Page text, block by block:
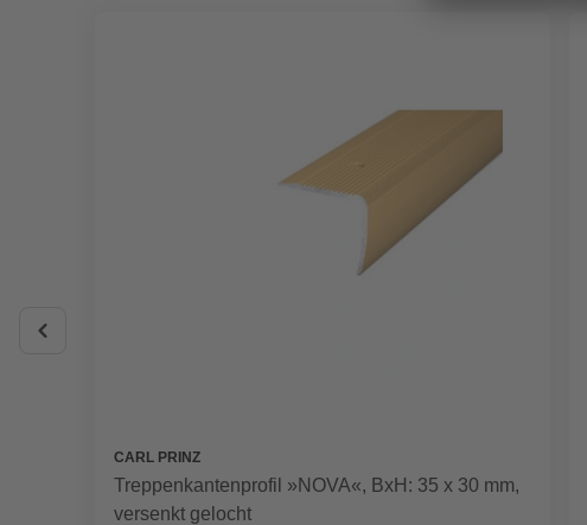
CARL PRINZ
Treppenkantenprofil »NOVA«, BxH: 35 x 30 mm,
versenkt gelocht